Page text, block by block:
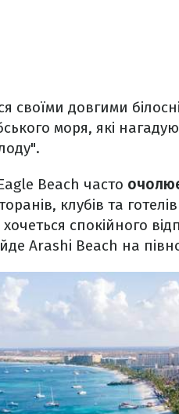
своїми довгими
моря, які
Beach часто
клубів та
спокійного
Arashi Beach на